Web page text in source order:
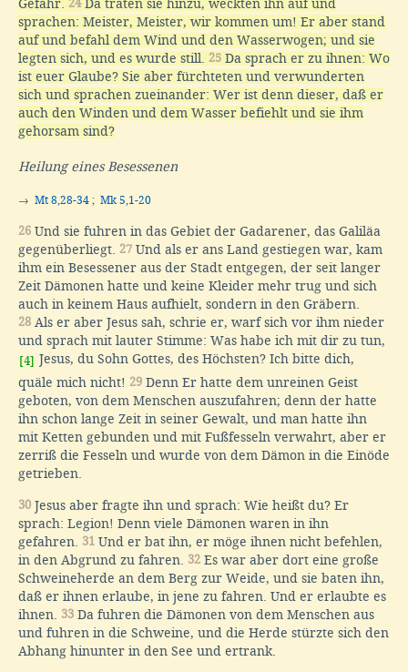
Gefahr. 24Da traten sie hinzu, weckten ihn auf und
sprachen: Meister, Meister, wir kommen um! Er aber stand
auf und befahl dem Wind und den Wasserwogen; und sie
legten sich, und es wurde still. 25 Da sprach er zu ihnen: Wo
ist euer Glaube? Sie aber fürchteten und verwunderten
sich und sprachen zueinander: Wer ist denn dieser, daß er
auch den Winden und dem Wasser befiehlt und sie ihm
gehorsam sind?
Heilung eines Besessenen
→ Mt 8,28-34 ; Mk 5,1-20
26 Und sie fuhren in das Gebiet der Gadarener, das Galiläa
gegenüberliegt. 27 Und als er ans Land gestiegen war, kam
ihm ein Besessener aus der Stadt entgegen, der seit langer
Zeit Dämonen hatte und keine Kleider mehr trug und sich
auch in keinem Haus aufhielt, sondern in den Gräbern.
28 Als er aber Jesus sah, schrie er, warf sich vor ihm nieder
und sprach mit lauter Stimme: Was habe ich mit dir zu tun,
[4] Jesus, du Sohn Gottes, des Höchsten? Ich bitte dich,
quäle mich nicht! 29 Denn Er hatte dem unreinen Geist
geboten, von dem Menschen auszufahren; denn der hatte
ihn schon lange Zeit in seiner Gewalt, und man hatte ihn
mit Ketten gebunden und mit Fußfesseln verwahrt, aber er
zerriß die Fesseln und wurde von dem Dämon in die Einöde
getrieben.
30 Jesus aber fragte ihn und sprach: Wie heißt du? Er
sprach: Legion! Denn viele Dämonen waren in ihn
gefahren. 31 Und er bat ihn, er möge ihnen nicht befehlen,
in den Abgrund zu fahren. 32 Es war aber dort eine große
Schweineherde an dem Berg zur Weide, und sie baten ihn,
daß er ihnen erlaube, in jene zu fahren. Und er erlaubte es
ihnen. 33 Da fuhren die Dämonen von dem Menschen aus
und fuhren in die Schweine, und die Herde stürzte sich den
Abhang hinunter in den See und ertrank.